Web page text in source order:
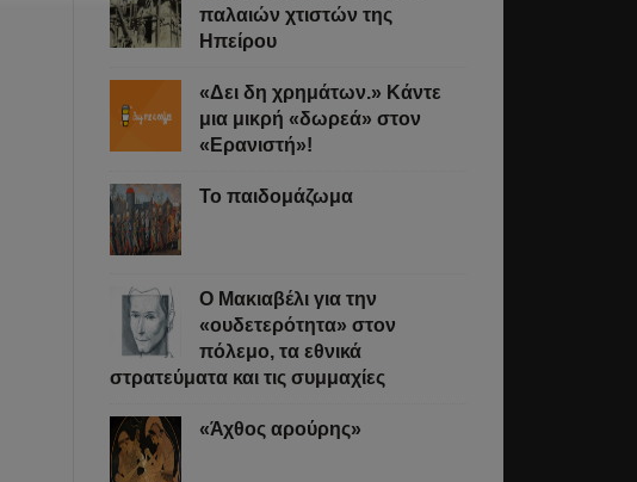
παλαιών χτιστών της
Ηπείρου
«Δει δη χρημάτων.» Κάντε
μια μικρή «δωρεά» στον
«Ερανιστή»!
Το παιδομάζωμα
O Μακιαβέλι για την
«ουδετερότητα» στον
πόλεμο, τα εθνικά
στρατεύματα και τις συμμαχίες
«Άχθος αρούρης»